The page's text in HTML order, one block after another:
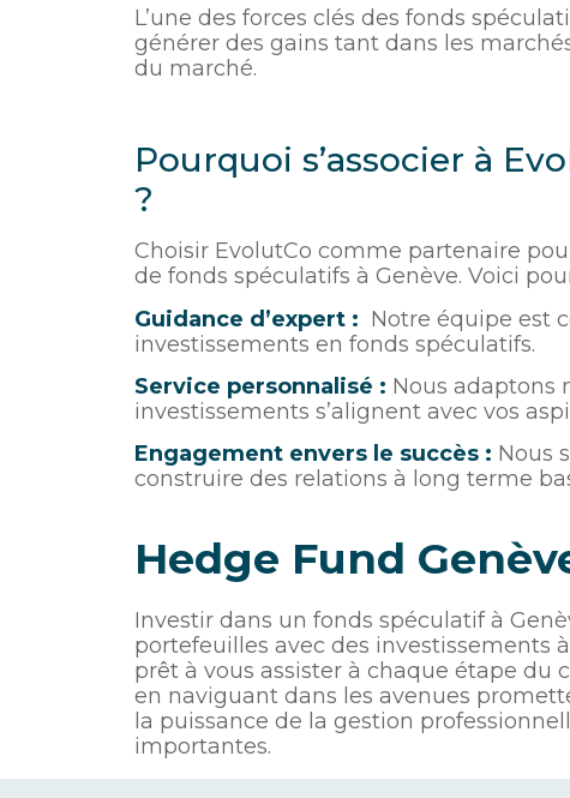
L’une des forces clés des fonds
générer des gains tant dans les
du marché.
Pourquoi s’associer à
?
Choisir EvolutCo comme partenaire
de fonds spéculatifs à Genève. Voici
Guidance d’expert : Notre équipe est
investissements en fonds spéculatifs.
Service personnalisé : Nous adaptons
investissements s’alignent avec vos
Engagement envers le succès : Nous
construire des relations à long terme
Hedge Fund
Investir dans un fonds spéculatif à
portefeuilles avec des investissements
prêt à vous assister à chaque étape du
en naviguant dans les avenues
la puissance de la gestion
importantes.